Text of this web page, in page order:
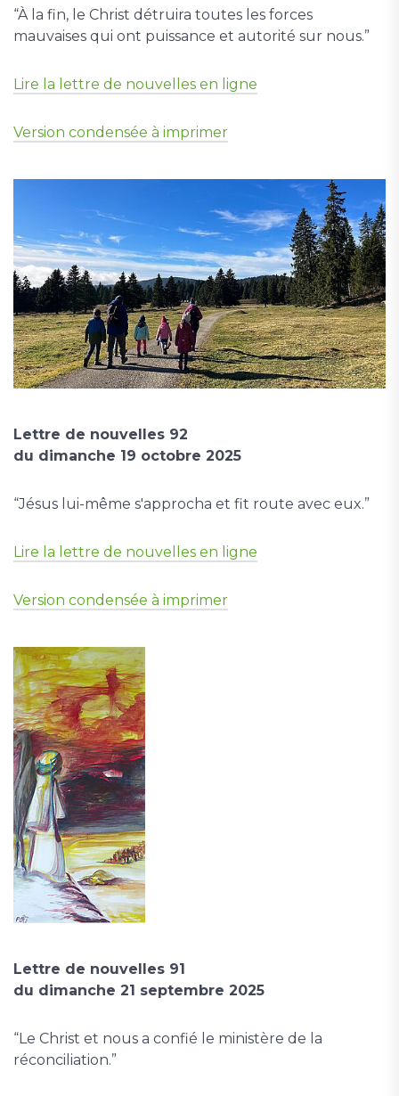
“À la fin, le Christ détruira toutes les forces
mauvaises qui ont puissance et autorité sur nous.”
Lire la lettre de nouvelles en ligne
Version condensée à imprimer
Lettre de nouvelles 92
du dimanche 19 octobre 2025
“Jésus lui-même s'approcha et fit route avec eux.”
Lire la lettre de nouvelles en ligne
Version condensée à imprimer
Lettre de nouvelles 91
du dimanche 21 septembre 2025
“Le Christ et nous a confié le ministère de la
réconciliation.”